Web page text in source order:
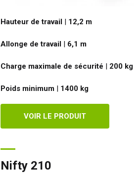
Hauteur de travail| 12,2 m
Allonge de travail| 6,1 m
Charge maximale de sécurité | 200 kg
Poids minimum| 1400 kg
VOIR LE PRODUIT
Nifty 210